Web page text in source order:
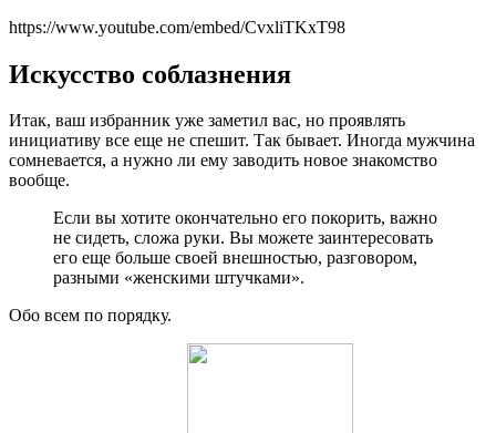
https://www.youtube.com/embed/CvxliTKxT98
Искусство соблазнения
Итак, ваш избранник уже заметил вас, но проявлять
инициативу все еще не спешит. Так бывает. Иногда мужчина
сомневается, а нужно ли ему заводить новое знакомство
вообще.
Если вы хотите окончательно его покорить, важно
не сидеть, сложа руки. Вы можете заинтересовать
его еще больше своей внешностью, разговором,
разными «женскими штучками».
Обо всем по порядку.